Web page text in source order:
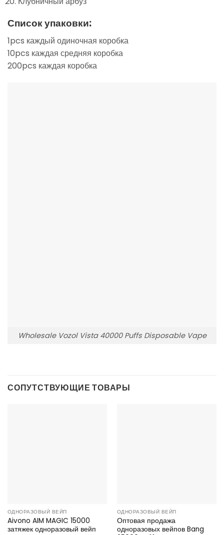
Список упаковки:
1pcs каждый одиночная коробка
10pcs каждая средняя коробка
200pcs каждая коробка
Wholesale Vozol Vista 40000 Puffs Disposable Vape
СОПУТСТВУЮЩИЕ ТОВАРЫ
ОДНОРАЗОВЫЙ ВЕЙП
Aivono AIM MAGIC 15000
затяжек одноразовый вейп
ОДНОРАЗОВЫЙ ВЕЙП
Оптовая продажа
одноразовых вейпов Bang